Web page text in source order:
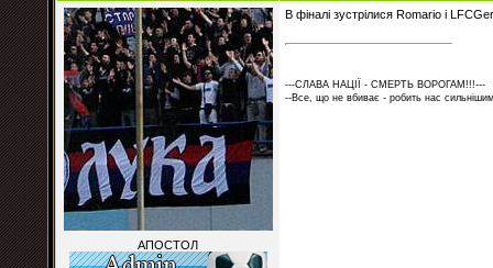
АПОСТОЛ
В фіналі зустрілися Romario і
---СЛАВА НАЦІЇ - СМЕРТЬ ВОРОГАМ!!!---
--Все, що не вбиває - робить нас